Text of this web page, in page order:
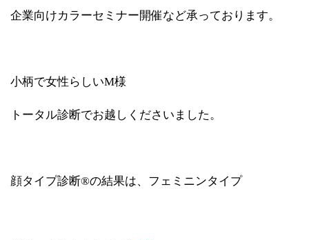
企業向けカラーセミナー開催など承っております。
小柄で女性らしいM様
トータル診断でお越しくださいました。
顔タイプ診断®の結果は、フェミニンタイプ